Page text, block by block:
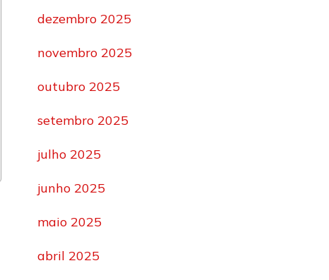
dezembro 2025
novembro 2025
outubro 2025
setembro 2025
julho 2025
junho 2025
maio 2025
abril 2025